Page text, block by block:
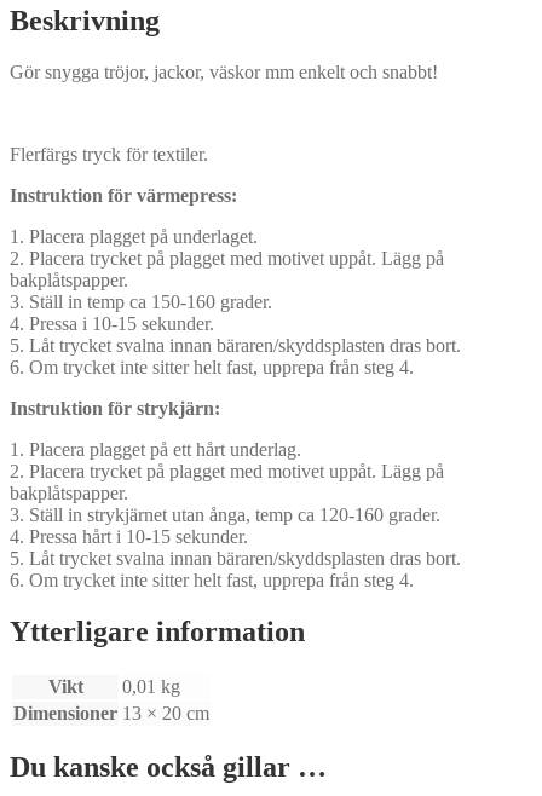
Beskrivning
Gör snygga tröjor, jackor, väskor mm enkelt och snabbt!
Flerfärgs tryck för textiler.
Instruktion för värmepress:
1. Placera plagget på underlaget.
2. Placera trycket på plagget med motivet uppåt. Lägg på
bakplåtspapper.
3. Ställ in temp ca 150-160 grader.
4. Pressa i 10-15 sekunder.
5. Låt trycket svalna innan bäraren/skyddsplasten dras bort.
6. Om trycket inte sitter helt fast, upprepa från steg 4.
Instruktion för strykjärn:
1. Placera plagget på ett hårt underlag.
2. Placera trycket på plagget med motivet uppåt. Lägg på
bakplåtspapper.
3. Ställ in strykjärnet utan ånga, temp ca 120-160 grader.
4. Pressa hårt i 10-15 sekunder.
5. Låt trycket svalna innan bäraren/skyddsplasten dras bort.
6. Om trycket inte sitter helt fast, upprepa från steg 4.
Ytterligare information
Vikt
0,01 kg
Dimensioner 13 × 20 cm
Du kanske också gillar …